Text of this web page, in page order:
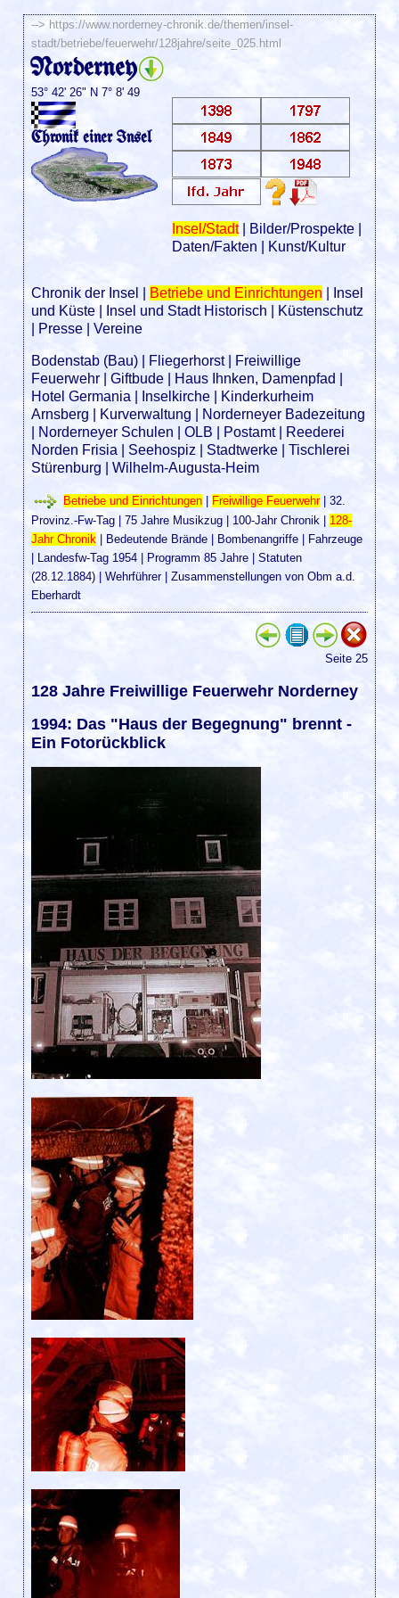
--> https://www.norderney-chronik.de/themen/insel-
stadt/betriebe/feuerwehr/128jahre/seite_025.html
Norderney
53° 42' 26" N 7° 8' 49
Chronik einer Insel
Insel/Stadt| Bilder/Prospekte|
Daten/Fakten
Kunst/Kultur
Chronik der Insel Betriebe und Einrichtungen
Insel
und Küste
Insel und Stadt Historisch
Küstenschutz
Presse |Vereine
Bodenstab (Bau) Fliegerhorst|
Freiwillige
Feuerwehr|Giftbude Haus Ihnken, Damenpfad
Hotel Germania
Inselkirche
Kinderkurheim
Arnsberg
Kurverwaltung
Norderneyer Badezeitung
Norderneyer Schulen |OLB Postamt|
Reederei
Norden Frisia
Seehospiz |Stadtwerke |Tischlerei
Stürenburg |Wilhelm-Augusta-Heim
Betriebe und Einrichtungen Freiwillige Feuerwehr|32.
Provinz.-Fw-Tag |75 Jahre Musikzug | 100-Jahr Chronik | 128-
Jahr Chronik | Bedeutende Brände | Bombenangriffe | Fahrzeuge
| Landesfw-Tag 1954 | Programm 85 Jahre |Statuten
(28.12.1884) |Wehrführer|Zusammenstellungen von Obm a.d.
Eberhardt
Seite 25
128 Jahre Freiwillige Feuerwehr Norderney
1994: Das "Haus der Begegnung" brennt -
Ein Fotorückblick